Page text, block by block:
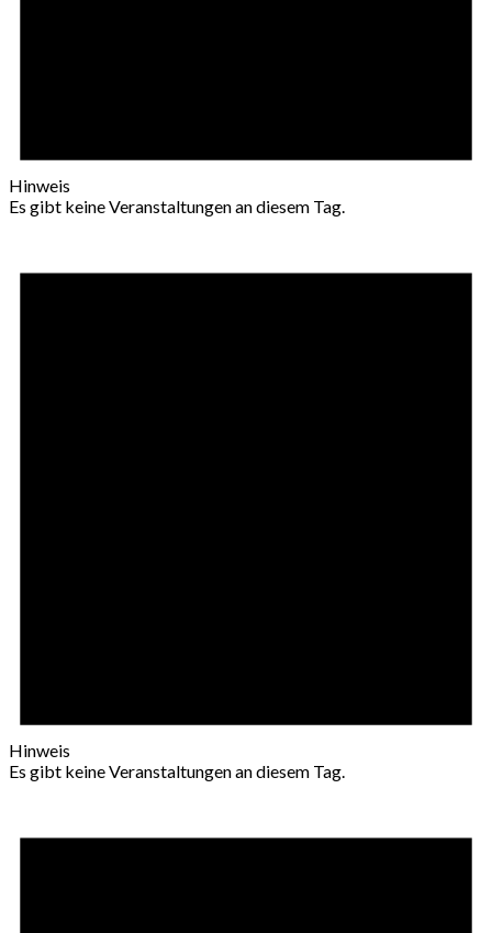
Hinweis
Es gibt keine Veranstaltungen an diesem Tag.
Hinweis
Es gibt keine Veranstaltungen an diesem Tag.